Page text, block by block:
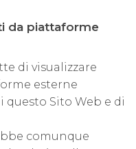
da piattaforme
di visualizzare
esterne
Sito Web e di
comunque